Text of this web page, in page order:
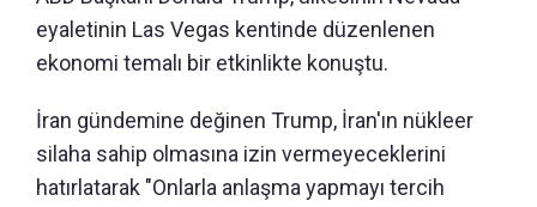
eyaletinin Las Vegas kentinde düzenlenen
ekonomi temalı bir etkinlikte konuştu.
İran gündemine değinen Trump, İran'ın nükleer
silaha sahip olmasına izin vermeyeceklerini
hatırlatarak "Onlarla anlaşma yapmayı tercih